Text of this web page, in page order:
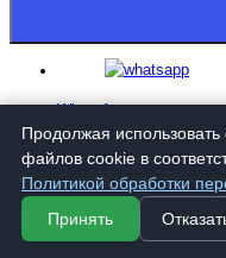
Telegram
Продолжая использовать
файлов cookie в
Политикой обработки
Принять